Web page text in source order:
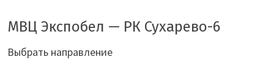
МВЦ Экспобел — РК Сухарево-6
Выбрать направление